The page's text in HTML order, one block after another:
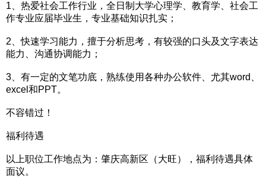
1、热爱社会工作行业，全日制大学心理学、教育学、社会工
作专业应届毕业生，专业基础知识扎实；
2、快速学习能力，擅于分析思考，有较强的口头及文字表达
能力、沟通协调能力；
3、有一定的文笔功底，熟练使用各种办公软件、尤其word、
excel和PPT。
不容错过！
福利待遇
以上职位工作地点为：肇庆高新区（大旺），福利待遇具体
面议。